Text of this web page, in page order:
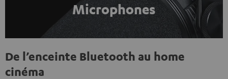
Microphones
De l’enceinte Bluetooth au home
cinéma